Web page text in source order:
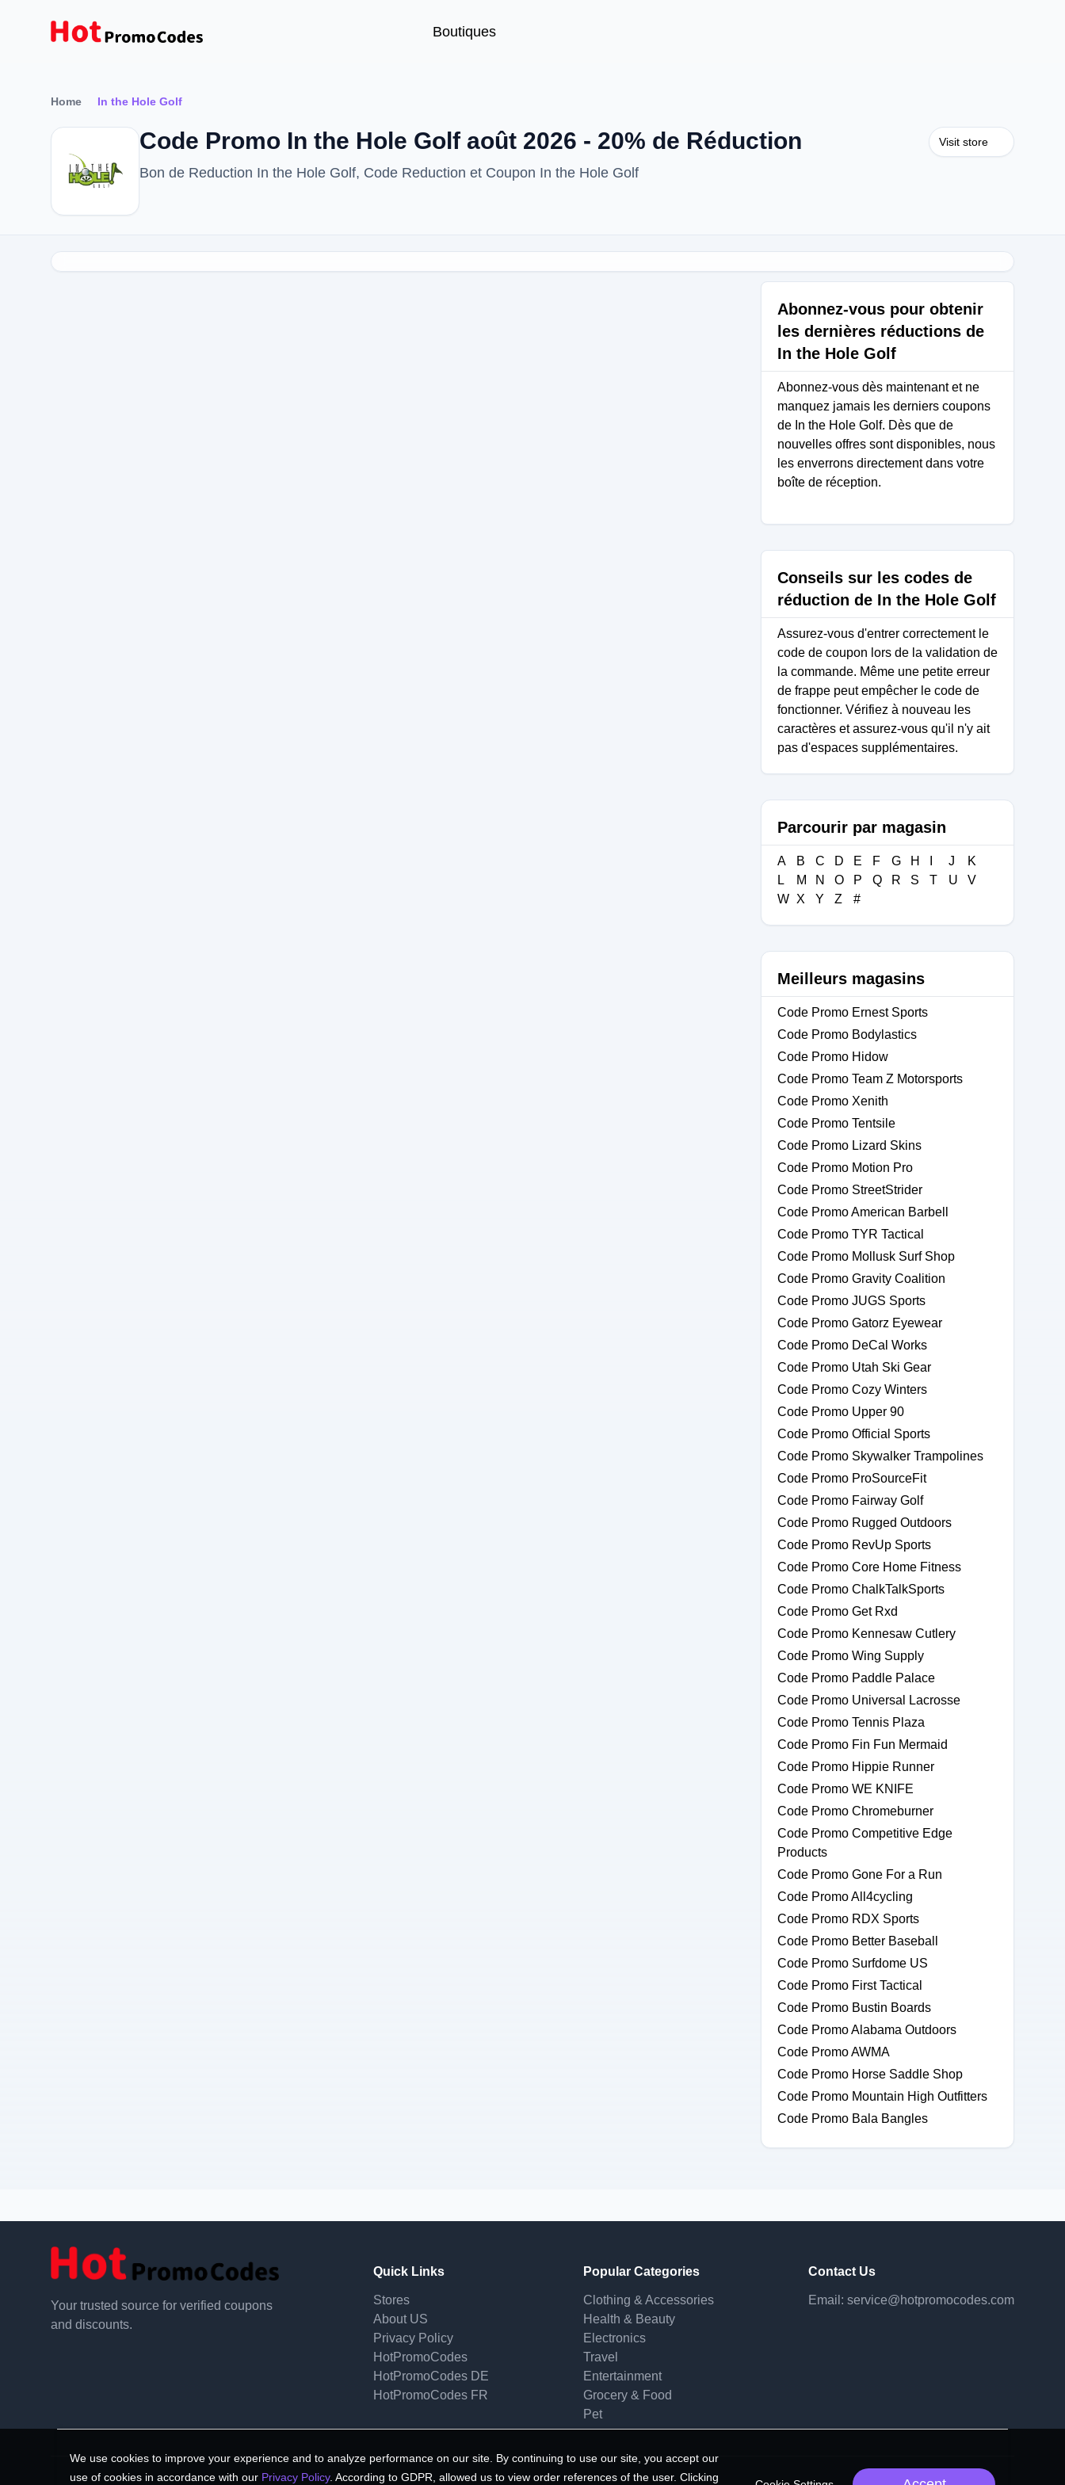
Boutiques
Home In the Hole Golf
Code Promo In the Hole Golf août 2026 - 20% de Réduction
Bon de Reduction In the Hole Golf, Code Reduction et Coupon In the Hole Golf
Visit store
Abonnez-vous pour obtenir
les dernières réductions de
In the Hole Golf
Abonnez-vous dès maintenant et ne
manquez jamais les derniers coupons
de In the Hole Golf. Dès que de
nouvelles offres sont disponibles, nous
les enverrons directement dans votre
boîte de réception.
Conseils sur les codes de
réduction de In the Hole Golf
Assurez-vous d'entrer correctement le
code de coupon lors de la validation de
la commande. Même une petite erreur
de frappe peut empêcher le code de
fonctionner. Vérifiez à nouveau les
caractères et assurez-vous qu'il n'y ait
pas d'espaces supplémentaires.
Parcourir par magasin
A B C D E F G H J
K
L
M N O P Q R S T U
V
W X Y Z #
Meilleurs magasins
Code Promo Ernest Sports
Code Promo Bodylastics
Code Promo Hidow
Code Promo Team Z Motorsports
Code Promo Xenith
Code Promo Tentsile
Code Promo Lizard Skins
Code Promo Motion Pro
Code Promo StreetStrider
Code Promo American Barbell
Code Promo TYR Tactical
Code Promo Mollusk Surf Shop
Code Promo Gravity Coalition
Code Promo JUGS Sports
Code Promo Gatorz Eyewear
Code Promo DeCal Works
Code Promo Utah Ski Gear
Code Promo Cozy Winters
Code Promo Upper 90
Code Promo Official Sports
Code Promo Skywalker Trampolines
Code Promo ProSourceFit
Code Promo Fairway Golf
Code Promo Rugged Outdoors
Code Promo RevUp Sports
Code Promo Core Home Fitness
Code Promo ChalkTalkSports
Code Promo Get Rxd
Code Promo Kennesaw Cutlery
Code Promo Wing Supply
Code Promo Paddle Palace
Code Promo Universal Lacrosse
Code Promo Tennis Plaza
Code Promo Fin Fun Mermaid
Code Promo Hippie Runner
Code Promo WE KNIFE
Code Promo Chromeburner
Code Promo Competitive Edge
Products
Code Promo Gone For a Run
Code Promo All4cycling
Code Promo RDX Sports
Code Promo Better Baseball
Code Promo Surfdome US
Code Promo First Tactical
Code Promo Bustin Boards
Code Promo Alabama Outdoors
Code Promo AWMA
Code Promo Horse Saddle Shop
Code Promo Mountain High Outfitters
Code Promo Bala Bangles
Your trusted source for verified coupons
and discounts.
Quick Links
Stores
About US
Privacy Policy
HotPromoCodes
HotPromoCodes DE
HotPromoCodes FR
Popular Categories
Clothing & Accessories
Health & Beauty
Electronics
Travel
Entertainment
Grocery & Food
Pet
Contact Us
Email: service@hotpromocodes.com
We use cookies to improve your experience and to analyze performance on our site. By continuing to use our site, you accept our
use of cookies in accordance with our Privacy Policy. According to GDPR, allowed us to view order references of the user. Clicking